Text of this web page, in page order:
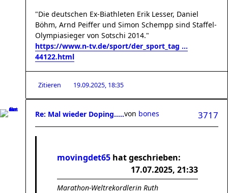
"Die deutschen Ex-Biathleten Erik Lesser, Daniel
Böhm, Arnd Peiffer und Simon Schempp sind Staffel-
Olympiasieger von Sotschi 2014."
https://www.n-tv.de/sport/der_sport_tag ...
44122.html
Zitieren 19.09.2025, 18:35
Re: Mal wieder Doping..... 3717
von bones
movingdet65 hat geschrieben:
17.07.2025, 21:33
Marathon-Weltrekordlerin Ruth